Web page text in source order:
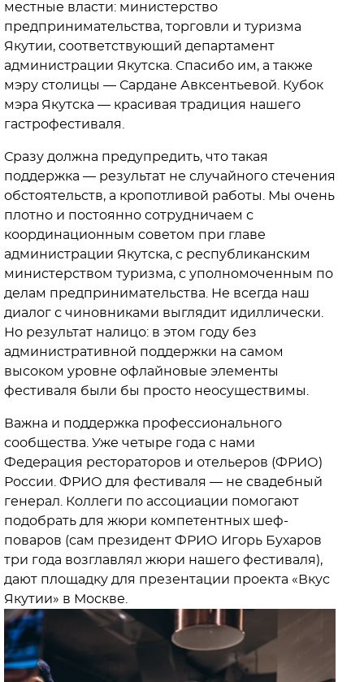
местные власти: министерство
предпринимательства, торговли и туризма
Якутии, соответствующий департамент
администрации Якутска. Спасибо им, а также
мэру столицы — Сардане Авксентьевой. Кубок
мэра Якутска — красивая традиция нашего
гастрофестиваля.
Сразу должна предупредить, что такая
поддержка — результат не случайного стечения
обстоятельств, а кропотливой работы. Мы очень
плотно и постоянно сотрудничаем с
координационным советом при главе
администрации Якутска, с республиканским
министерством туризма, с уполномоченным по
делам предпринимательства. Не всегда наш
диалог с чиновниками выглядит идиллически.
Но результат налицо: в этом году без
административной поддержки на самом
высоком уровне офлайновые элементы
фестиваля были бы просто неосуществимы.
Важна и поддержка профессионального
сообщества. Уже четыре года с нами
Федерация рестораторов и отельеров (ФРИО)
России. ФРИО для фестиваля — не свадебный
генерал. Коллеги по ассоциации помогают
подобрать для жюри компетентных шеф-
поваров (сам президент ФРИО Игорь Бухаров
три года возглавлял жюри нашего фестиваля),
дают площадку для презентации проекта «Вкус
Якутии» в Москве.